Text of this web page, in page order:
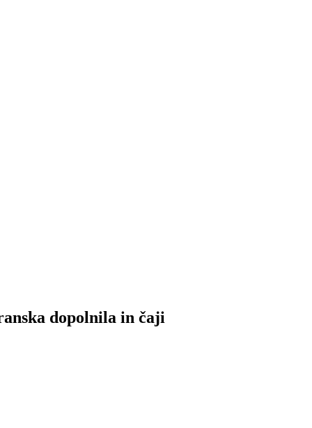
dopolnila in čaji